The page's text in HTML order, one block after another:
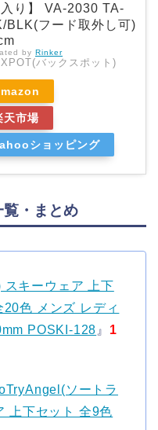
り】 VA-2030 TA-
BLK(フード取外し可)
by Rinker
バックスポット)
天市場
ショッピング
覧・まとめ
キーウェア 上下
色 メンズ レディ
POSKI-128 』 1
ソートラ
上下セット 全9色